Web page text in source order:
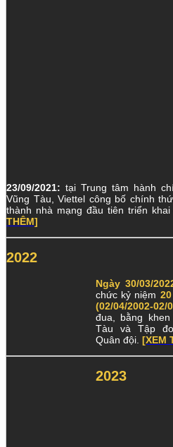
23/09/2021: tại Trung tâm hành
Vũng Tàu, Viettel công bố chính
thành nhà mạng đầu tiên triển
THÊM]
2022
Ngày 30/03/
chức kỷ niệm
(02/04/2002-02/
đua, bằng
Tàu và Tập
Quân đội. [XEM
2023